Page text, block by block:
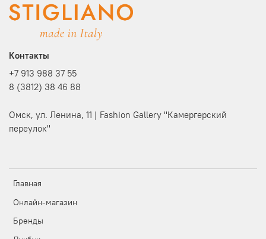
Главная
Онлайн-магазин
Бренды
Контакты
+7 913 988 37 55
8 (3812) 38 46 88
Омск, ул. Ленина, 11 | Fashion Gallery "Камергерский
переулок"